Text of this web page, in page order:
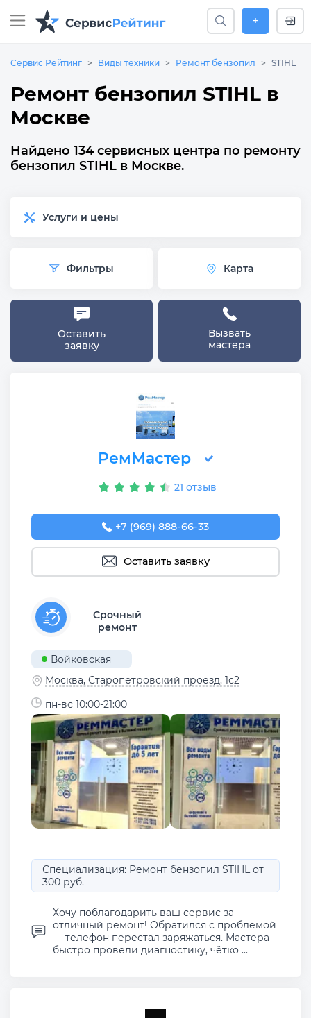
+
Сервис Рейтинг Виды техники Ремонт бензопил STIHL
Ремонт бензопил STIHL в
Москве
Найдено 134 сервисных центра по ремонту
бензопил STIHL в Москве.
Услуги и цены
Фильтры Карта
Оставить
заявку
Вызвать
мастера
РемМастер
21 отзыв
+7 (969) 888-66-33
Оставить заявку
Срочный
ремонт
Войковская
Москва, Старопетровский проезд, 1с2
пн-вс 10:00-21:00
Специализация: Ремонт бензопил STIHL от
300 руб.
Хочу поблагодарить ваш сервис за
отличный ремонт! Обратился с проблемой
— телефон перестал заряжаться. Мастера
быстро провели диагностику, чётко ...